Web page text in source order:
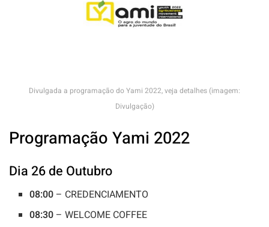
Divulgada a programação do Yami 2022, veja detalhes (imagem:
Divulgação)
Programação Yami 2022
Dia 26 de Outubro
08:00 – CREDENCIAMENTO
08:30 – WELCOME COFFEE